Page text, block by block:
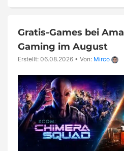
Gratis-Games bei
Gaming im August
Erstellt: 06.08.2026 • Von: Mirco